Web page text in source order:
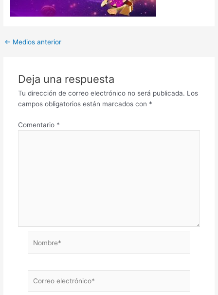
← Medios anterior
Deja una respuesta
Tu dirección de correo electrónico no será publicada. Los
campos obligatorios están marcados con *
Comentario *
electrónico*